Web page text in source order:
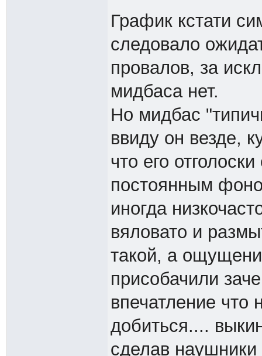
График кстати
следовало
провалов, за
мидбаса нет.
Но мидбас
ввиду он везде,
что его
постоянным
иногда
вяловато и
такой, а
присобачили
впечатление
добиться....
сделав